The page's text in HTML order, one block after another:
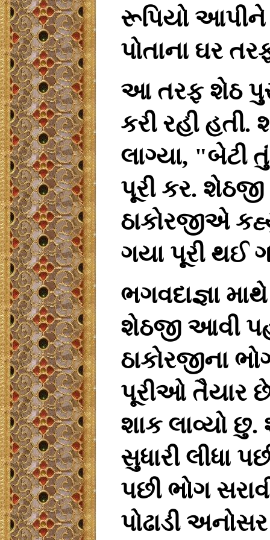
રૂપિયો આપીને
પોતાના ઘર
આ તરફ શેઠ
કરી રહી હતી.
લાગ્યા, "બેટી તું
પૂરી કર. શેઠજી
ઠાકોરજીએ
ગયા પૂરી થઈ
ભગવદાજ્ઞા માથે
શેઠજી આવી
ઠાકોરજીના
પૂરીઓ તૈયાર
શાક લાવ્યો છુ.
સુધારી લીધા
પછી ભોગ
પોઢાડી અનોસર